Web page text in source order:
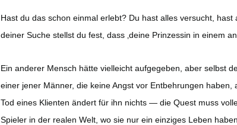
Hast du das schon einmal erlebt? Du hast alles versucht,
deiner Suche stellst du fest, dass ‚deine Prinzessin in einem
Ein anderer Mensch hätte vielleicht aufgegeben, aber selbst
einer jener Männer, die keine Angst vor Entbehrungen
Tod eines Klienten ändert für ihn nichts — die Quest muss
Spieler in der realen Welt, wo sie nur ein einziges Leben